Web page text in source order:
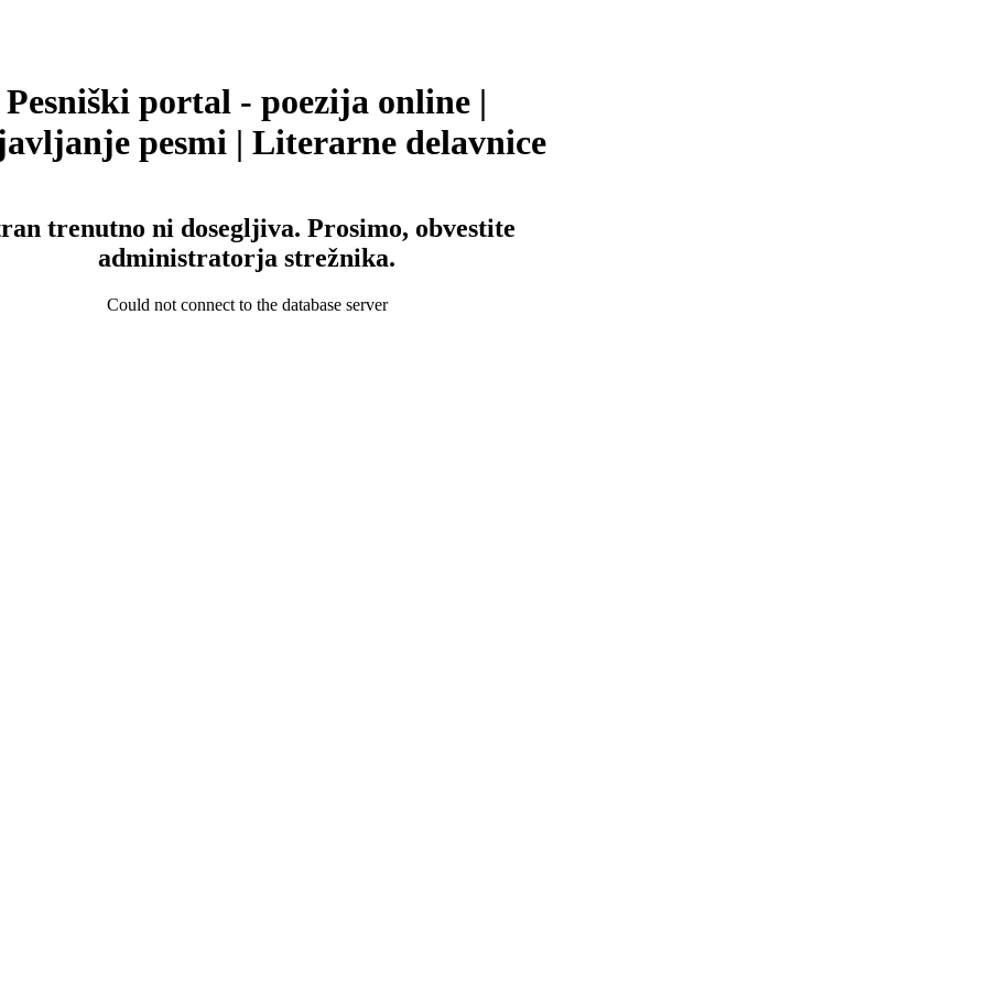
Pesniški portal - poezija online |
pesmi | Literarne delavnice
trenutno ni dosegljiva. Prosimo, obvestite
administratorja strežnika.
Could not connect to the database server